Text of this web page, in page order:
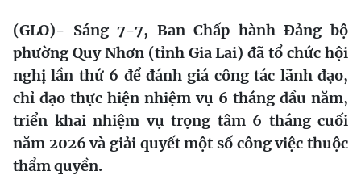
(GLO)- Sáng 7-7, Ban Chấp hành Đảng bộ
phường Quy Nhơn (tỉnh Gia Lai) đã tổ chức hội
nghị lần thứ 6 để đánh giá công tác lãnh đạo,
chỉ đạo thực hiện nhiệm vụ 6 tháng đầu năm,
triển khai nhiệm vụ trọng tâm 6 tháng cuối
năm 2026 và giải quyết một số công việc thuộc
thẩm quyền.